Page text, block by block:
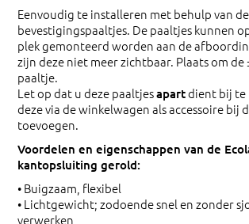
Eenvoudig te installeren met behulp van de
bevestigingspaaltjes. De paaltjes kunnen
plek gemonteerd worden aan de
zijn deze niet meer zichtbaar. Plaats om de
paaltje.
Let op dat u deze paaltjesapartdient bij te
deze via de winkelwagen als accessoire bij
toevoegen.
Voordelen en eigenschappen van de
kantopsluiting gerold:
• Buigzaam, flexibel
• Lichtgewicht; zodoende snel en zonder
verwerken